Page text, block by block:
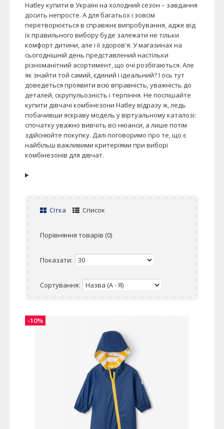
Hatley купити в Україні на холодний сезон – завдання
досить непросте. А для багатьох і зовсім
перетворюється в справжнє випробування, адже від
їх правильного вибору буде залежати не тільки
комфорт дитини, але і її здоров'я. У магазинах на
сьогоднішній день представлений настільки
різноманітний асортимент, що очі розбігаються. Але
як знайти той самий, єдиний і ідеальний? І ось тут
доведеться проявити всю вправність, уважність до
деталей, скрупульозність і терпіння. Не поспішайте
купити дівчачі комбінезони Hatley відразу ж, ледь
побачивши яскраву модель у віртуальному каталозі:
спочатку уважно вивчіть всі нюанси, а лише потім
здійснюйте покупку. Далі поговоримо про те, що є
найбільш важливими критеріями при виборі
комбінезонів для дівчат.
Сітка Список
Порівняння товарів (0)
Показати:
Сортування:
-10%